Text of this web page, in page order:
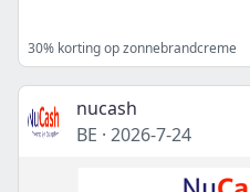
30% korting op zonnebrandcreme
nucash
BE · 2026-7-24